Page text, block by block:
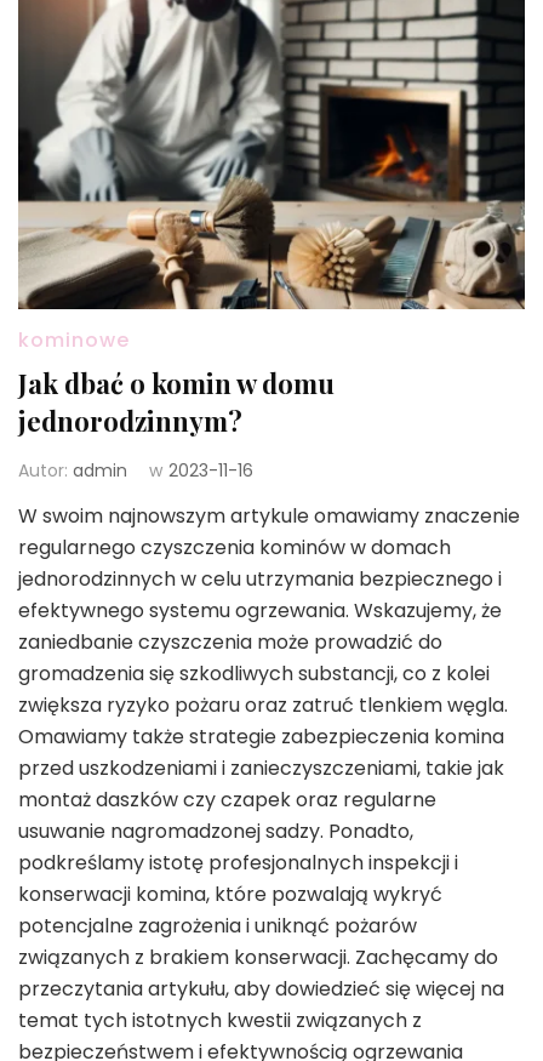
kominowe
Jak dbać o komin w domu
jednorodzinnym?
Autor: admin w 2023-11-16
W swoim najnowszym artykule omawiamy znaczenie
regularnego czyszczenia kominów w domach
jednorodzinnych w celu utrzymania bezpiecznego i
efektywnego systemu ogrzewania. Wskazujemy, że
zaniedbanie czyszczenia może prowadzić do
gromadzenia się szkodliwych substancji, co z kolei
zwiększa ryzyko pożaru oraz zatruć tlenkiem węgla.
Omawiamy także strategie zabezpieczenia komina
przed uszkodzeniami i zanieczyszczeniami, takie jak
montaż daszków czy czapek oraz regularne
usuwanie nagromadzonej sadzy. Ponadto,
podkreślamy istotę profesjonalnych inspekcji i
konserwacji komina, które pozwalają wykryć
potencjalne zagrożenia i uniknąć pożarów
związanych z brakiem konserwacji. Zachęcamy do
przeczytania artykułu, aby dowiedzieć się więcej na
temat tych istotnych kwestii związanych z
bezpieczeństwem i efektywnością ogrzewania